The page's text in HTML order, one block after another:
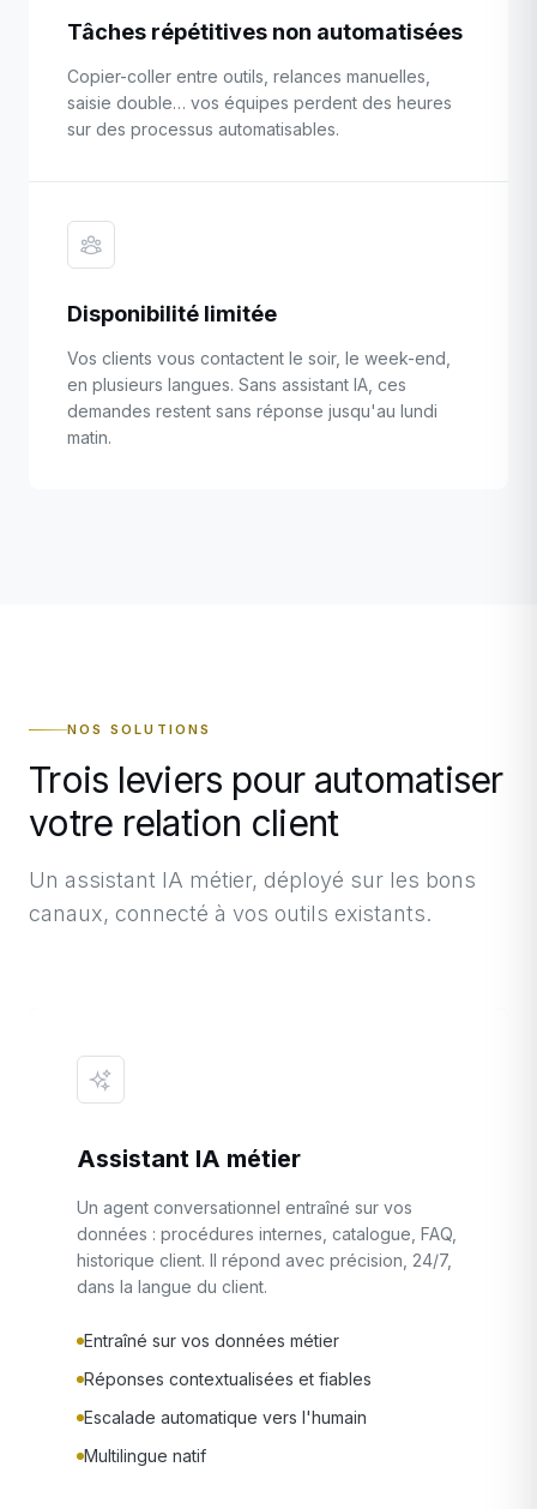
Tâches répétitives non automatisées
Copier-coller entre outils, relances manuelles,
saisie double… vos équipes perdent des heures
sur des processus automatisables.
Disponibilité limitée
Vos clients vous contactent le soir, le week-end,
en plusieurs langues. Sans assistant IA, ces
demandes restent sans réponse jusqu'au lundi
matin.
NOS SOLUTIONS
Trois leviers pour automatiser
votre relation client
Un assistant IA métier, déployé sur les bons
canaux, connecté à vos outils existants.
Assistant IA métier
Un agent conversationnel entraîné sur vos
données : procédures internes, catalogue, FAQ,
historique client. Il répond avec précision, 24/7,
dans la langue du client.
Entraîné sur vos données métier
Réponses contextualisées et fiables
Escalade automatique vers l'humain
Multilingue natif